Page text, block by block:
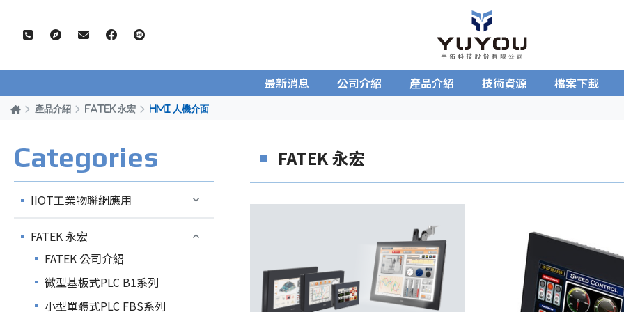
最新消息 公司介紹 產品介紹 技術資源 檔案下載
產品介紹 FATEK 永宏 HMI 人機介面
Categories
IIOT工業物聯網應用
FATEK 永宏
FATEK 公司介紹
微型基板式PLC B1系列
小型單體式PLC FBS系列
FATEK 永宏